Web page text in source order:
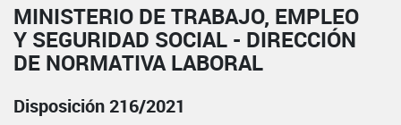
MINISTERIO DE TRABAJO, EMPLEO
Y SEGURIDAD SOCIAL - DIRECCIÓN
DE NORMATIVA LABORAL
Disposición 216/2021